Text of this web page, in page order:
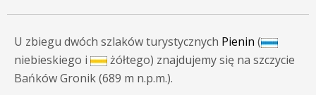
U zbiegu dwóch szlaków turystycznych Pienin (
niebieskiego i
żółtego) znajdujemy się na szczycie
Bańków Gronik (689 m n.p.m.).